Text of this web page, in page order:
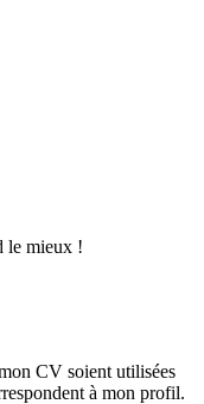
le mieux !
CV soient utilisées
à mon profil.